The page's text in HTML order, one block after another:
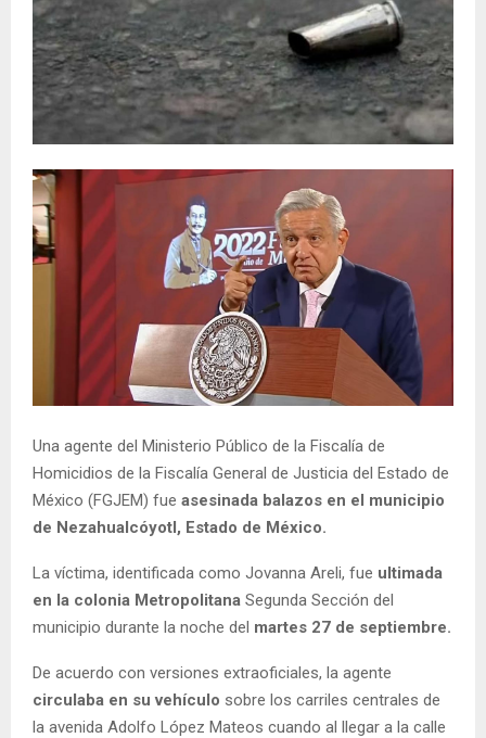
Una agente del Ministerio Público de la Fiscalía de
Homicidios de la Fiscalía General de Justicia del Estado de
México (FGJEM) fue asesinada balazos en el municipio
de Nezahualcóyotl, Estado de México.
La víctima, identificada como Jovanna Areli, fue ultimada
en la colonia Metropolitana Segunda Sección del
municipio durante la noche del martes 27 de septiembre.
De acuerdo con versiones extraoficiales, la agente
circulaba en su vehículo sobre los carriles centrales de
la avenida Adolfo López Mateos cuando al llegar a la calle